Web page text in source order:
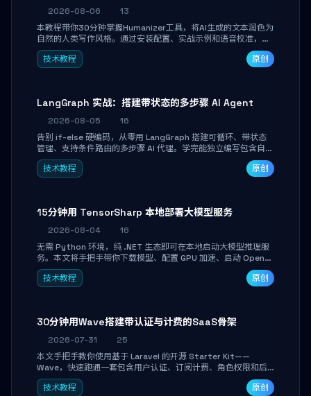
2026-08-06
13
本教程带你30分钟掌握Humanizer工具，将AI生成的文本润色为
自然的人类写作风格。通过安装配置、实战示例和语音校准，让
你的内容告别AI痕迹，匹配个人写作习惯，适合内容创作者和技
术博主。
技术教程 原创
LangGraph 实战：搭建带状态的多步骤 AI Agent
2026-08-05
16
告别 if-else 硬编码，从零用 LangGraph 搭建可循环、带状态
管理、支持条件路由的多步骤 AI 代理。学完能独立编写包含自动
决策、工具调用和持久化状态的复杂工作流，并避开递归溢出、
状态丢失等常见坑点。
技术教程 原创
15分钟用 TensorSharp 本地部署大模型服务
2026-08-04
16
无需 Python 环境，纯 .NET 生态即可在本地启动大模型推理服
务。本文将手把手带你下载模型、配置 GPU 加速、启动 OpenAI
兼容 API，并在 C# 业务代码中无缝调用。数据不出网，零门槛
搞定本地 LLM 部署。
技术教程 原创
30分钟用Wave搭建带认证与计费的SaaS骨架
2026-07-31
25
本文手把手教你使用基于 Laravel 的开源 Starter Kit——
Wave，快速跑通一套包含用户认证、订阅计费、角色权限和后
台管理的完整 SaaS 骨架。附带 Stripe 测试支付对接与自定义
业务页面开发实战，助你省去重复基建时间，将精力聚焦于核心
技术教程 原创